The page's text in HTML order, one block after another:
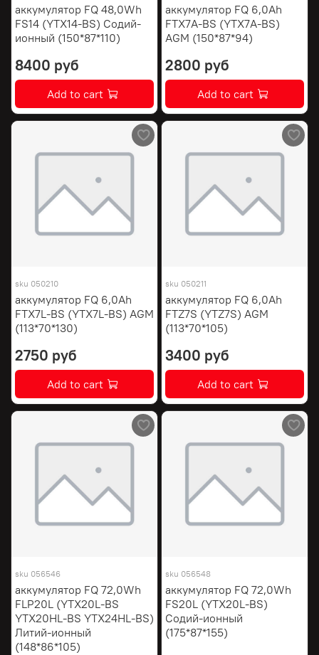
аккумулятор FQ 48,0Wh
FS14 (YTX14-BS) Содий-
ионный (150*87*110)
8400 руб
Add to cart
аккумулятор FQ 6,0Ah
FTX7A-BS (YTX7A-BS)
AGM (150*87*94)
2800 руб
Add to cart
sku 050210
аккумулятор FQ 6,0Ah
FTX7L-BS (YTX7L-BS) AGM
(113*70*130)
2750 руб
Add to cart
sku 050211
аккумулятор FQ 6,0Ah
FTZ7S (YTZ7S) AGM
(113*70*105)
3400 руб
Add to cart
sku 056546
аккумулятор FQ 72,0Wh
FLP20L (YTX20L-BS
YTX20HL-BS YTX24HL-BS)
Литий-ионный
(148*86*105)
sku 056548
аккумулятор FQ 72,0Wh
FS20L (YTX20L-BS)
Содий-ионный
(175*87*155)